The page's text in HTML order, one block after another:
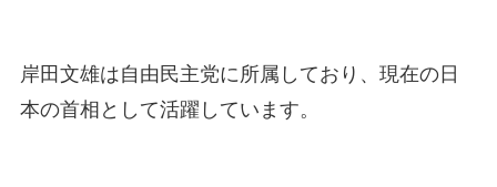
岸田文雄は自由民主党に所属しており、現在の日
本の首相として活躍しています。